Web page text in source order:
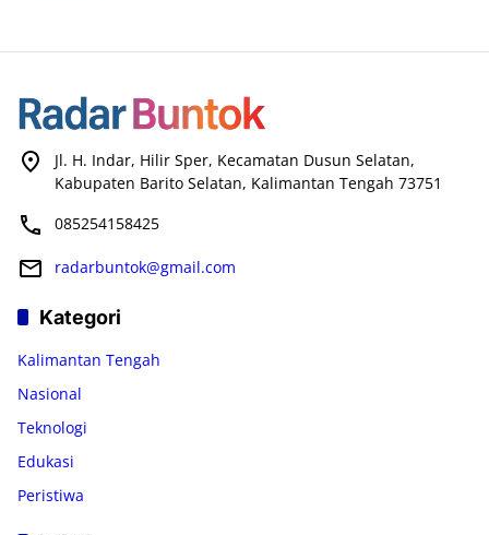
Jl. H. Indar, Hilir Sper, Kecamatan Dusun Selatan,
Kabupaten Barito Selatan, Kalimantan Tengah 73751
085254158425
radarbuntok@gmail.com
Kategori
Kalimantan Tengah
Nasional
Teknologi
Edukasi
Peristiwa